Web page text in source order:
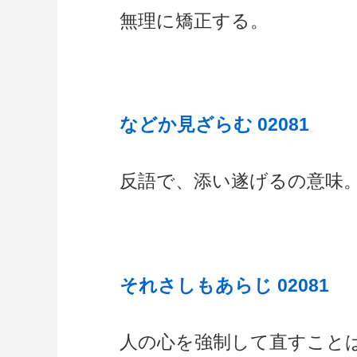
無理に矯正する。
などか見ざらむ 02081
反語で、添い遂げるの意味。
それさしもあらじ 02081
人の心を強制して直すこと